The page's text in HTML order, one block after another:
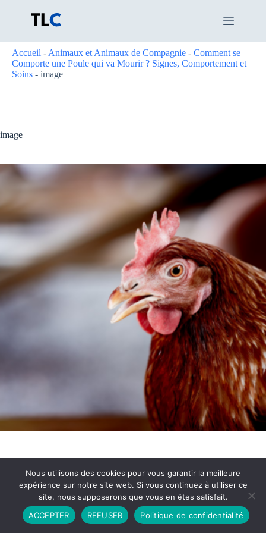
Accueil - Animaux et Animaux de Compagnie - Comment se
Comporte une Poule qui va Mourir ? Signes, Comportement et
Soins - image
image
Partenariat Contact
Politique de Confidentialité
CGU
Copyright © 2026 - Propulsé par DIEUDUDIABLE
Nous utilisons des cookies pour vous garantir la meilleure
expérience sur notre site web. Si vous continuez à utiliser ce
site, nous supposerons que vous en êtes satisfait.
ACCEPTER
REFUSER Politique de confidentialité